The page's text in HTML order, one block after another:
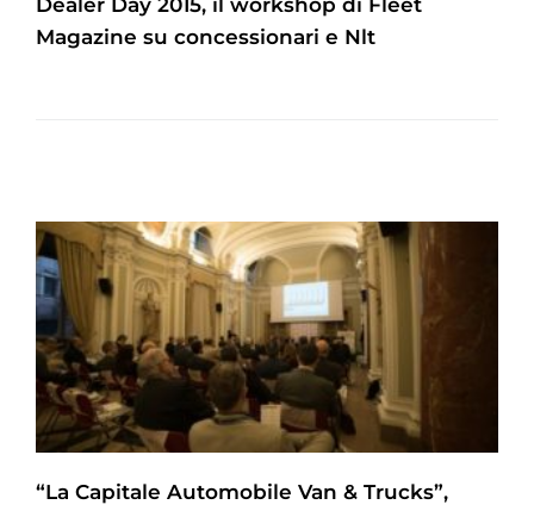
Dealer Day 2015, il workshop di Fleet
Magazine su concessionari e Nlt
“La Capitale Automobile Van & Trucks”,